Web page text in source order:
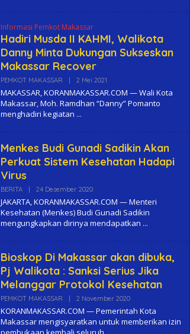
Informasi Pemkot Makassar
Hadiri Musda II KAHMI, Walikota
Danny Minta Dukungan Sukseskan
Makassar Recover
PEMKOT MAKASSAR | 2 Mei 2021
E
H
MAKASSAR, KORANMAKASSAR.COM — Wali Kota
Makassar, Moh. Ramdhan “Danny” Pomanto
menghadiri kegiatan
Menkes Budi Gunadi Sadikin Akan
Perkuat Sistem Kesehatan Hadapi
Virus
BERITA | 24 Desember 2020O
E
H
K
JAKARTA, KORANMAKASSAR.COM — Menteri
Kesehatan (Menkes) Budi Gunadi Sadikin
mengungkapkan dirinya mendapatkan
Bioskop Di Makassar akan dibuka,
Pj Walikota : Sanksi Serius Jika
Melanggar Protokol Kesehatan
PEMKOT MAKASSAR | 2 November 2020O
E
H
KORANMAKASSAR.COM — Pemerintah Kota
Makassar mengisyaratkan untuk memberikan izin